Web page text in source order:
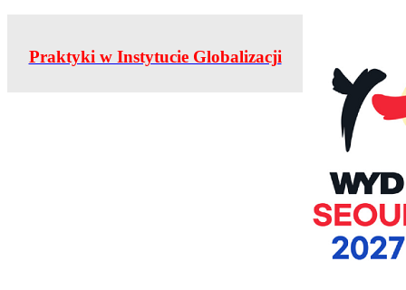
Praktyki w Instytucie Globalizacji